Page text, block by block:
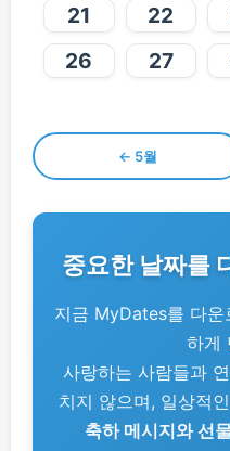
21
22
26
27
← 5월
중요한 날짜를
지금 MyDates를 다운
하게
사랑하는 사람들과
치지 않으며, 일상적
축하 메시지와 선